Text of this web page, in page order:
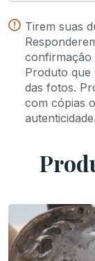
Tirem suas
confirmação
Produto que
das fotos.
com cópias